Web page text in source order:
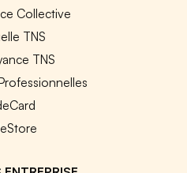
Collective
TNS
TNS